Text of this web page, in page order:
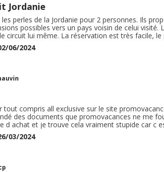
Jordanie
les perles de la Jordanie pour 2 personnes. Ils
possibles vers un pays voisin de celui
circuit lui même. La réservation est très facile,
solde 40 jours avant le départ. Le circuit est
de 200€. Je vous recommande,
06/2024
tout compris all exclusive sur le site
des documents que promovacances ne me
d achat et je trouve cela vraiment stupide car c
payé ton voyage mais après beaucoup de
les documents que j ai fournis pour me virer l
03/2024